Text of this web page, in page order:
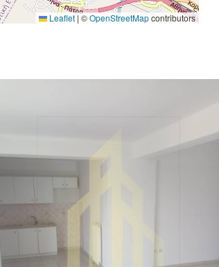
Leaflet |©OpenStreetMapcontributors